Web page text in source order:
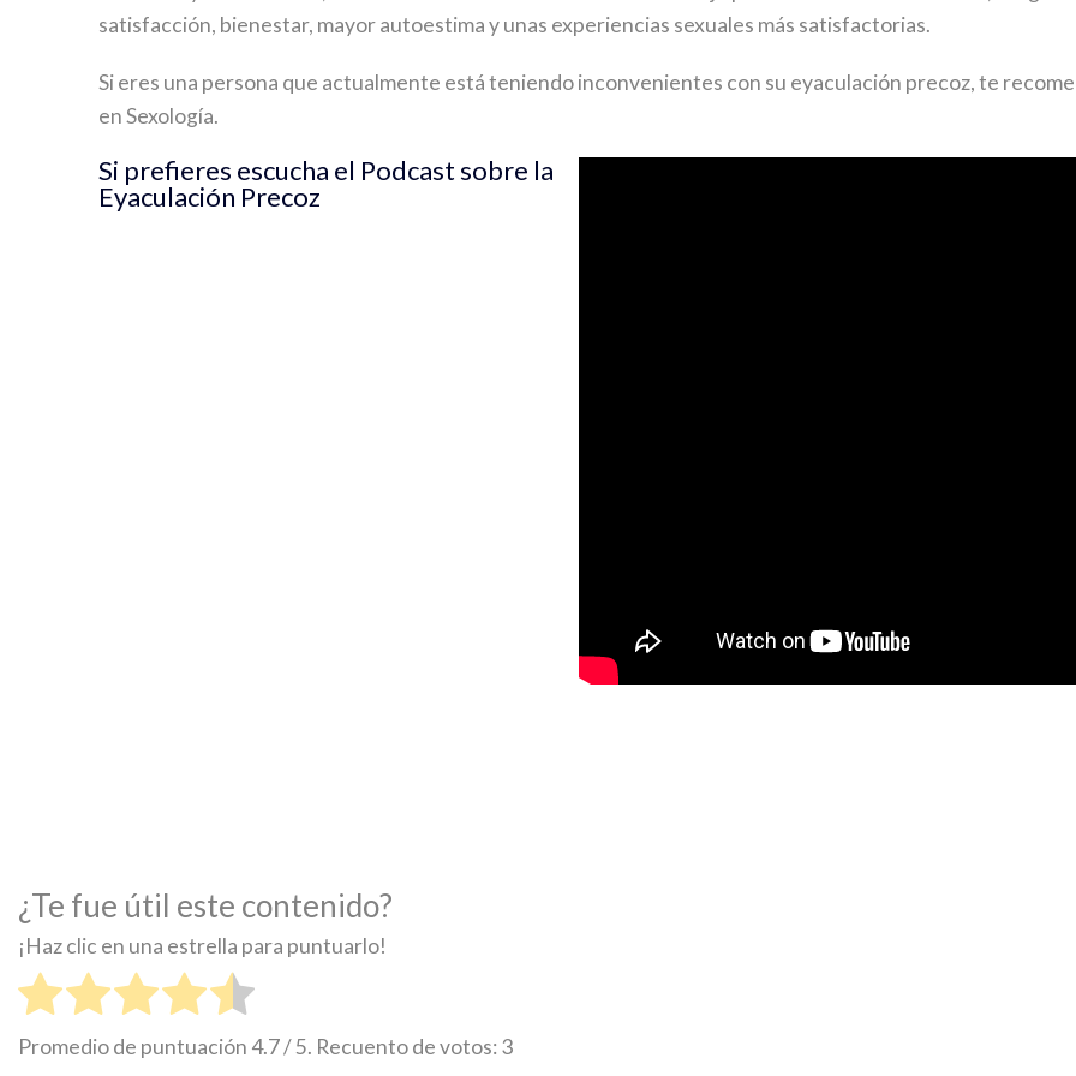
satisfacción, bienestar, mayor autoestima y unas experiencias sexuales más satisfactorias.
Si eres una persona que actualmente está teniendo inconvenientes con su eyaculación precoz, te
en Sexología.
Si prefieres escucha el Podcast sobre la
Eyaculación Precoz
¿Te fue útil este contenido?
¡Haz clic en una estrella para puntuarlo!
Promedio de puntuación 4.7/ 5. Recuento de votos: 3